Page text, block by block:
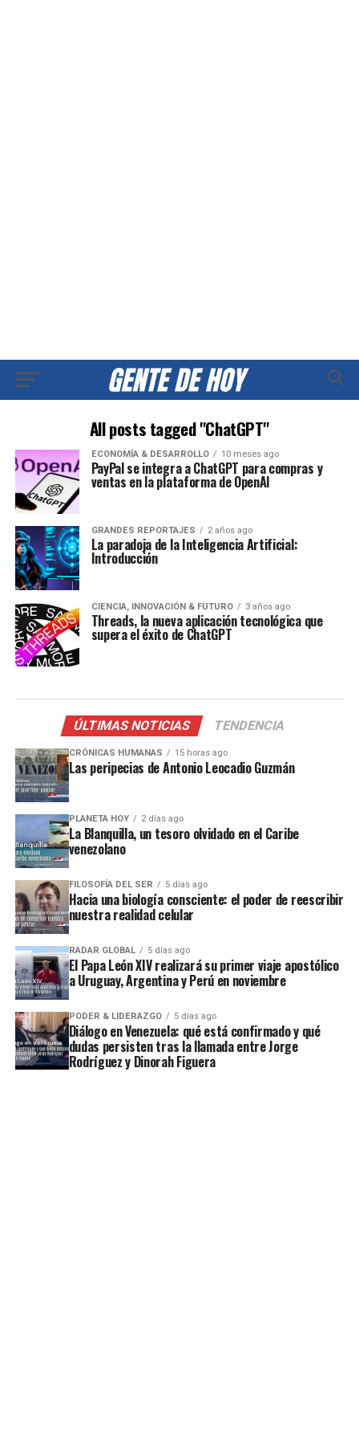
All posts tagged "ChatGPT"
ECONOMÍA & DESARROLLO 10 meses ago
PayPal se integra a ChatGPT para compras y
ventas en la plataforma de OpenAI
GRANDES REPORTAJES 2 años ago
La paradoja de la Inteligencia Artificial:
Introducción
CIENCIA, INNOVACIÓN & FUTURO 3 años ago
Threads, la nueva aplicación tecnológica que
supera el éxito de ChatGPT
ÚLTIMAS NOTICIAS TENDENCIA
CRÓNICAS HUMANAS 15 horas ago
Las peripecias de Antonio Leocadio Guzmán
PLANETA HOY 2 días ago
La Blanquilla, un tesoro olvidado en el Caribe
venezolano
FILOSOFÍA DEL SER 5 días ago
Hacia una biología consciente: el poder de reescribir
nuestra realidad celular
RADAR GLOBAL 5 días ago
El Papa León XIV realizará su primer viaje apostólico
a Uruguay, Argentina y Perú en noviembre
PODER & LIDERAZGO 5 días ago
Diálogo en Venezuela: qué está confirmado y qué
dudas persisten tras la llamada entre Jorge
Rodríguez y Dinorah Figuera